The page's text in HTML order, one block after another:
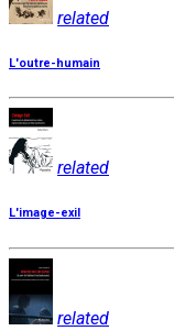
related
L'outre-humain
related
L'image-exil
related